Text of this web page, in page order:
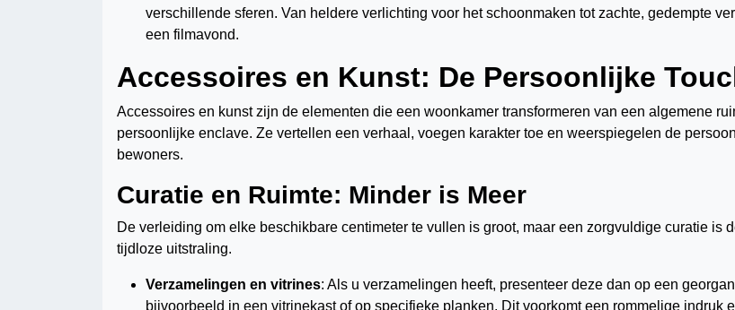
verschillende sferen. Van heldere verlichting voor het schoonmaken tot zachte, gedempte
een filmavond.
Accessoires en Kunst: De Persoonlijke
Accessoires en kunst zijn de elementen die een woonkamer transformeren van een algemene
persoonlijke enclave. Ze vertellen een verhaal, voegen karakter toe en weerspiegelen de
bewoners.
Curatie en Ruimte: Minder is Meer
De verleiding om elke beschikbare centimeter te vullen is groot, maar een zorgvuldige curatie is
tijdloze uitstraling.
Verzamelingen en vitrines: Als u verzamelingen heeft, presenteer deze dan op een
bijvoorbeeld in een vitrinekast of op specifieke planken. Dit voorkomt een rommelige indruk